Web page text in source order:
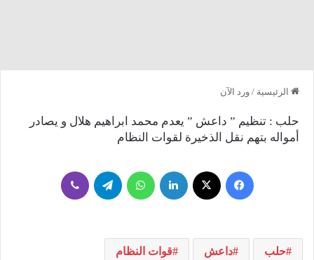
الرئيسية / ورد الآن
حلب : تنظيم ” داعش ” يعدم محمد ابراهيم هلال و يصادر
أمواله بتهم نقل الذخيرة لقوات النظام
فيسبوك لينكدإن واتساب تيلقرام
‫‏حلب داعش قوات النظام